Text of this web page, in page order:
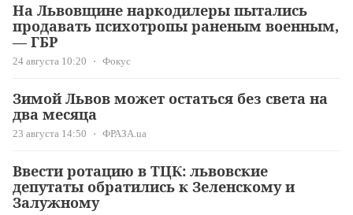
На Львовщине наркодилеры пытались
продавать психотропы раненым военным,
— ГБР
24 августа 10:20 Фокус
Зимой Львов может остаться без света на
два месяца
23 августа 14:50 ФРАЗА.ua
Ввести ротацию в ТЦК: львовские
депутаты обратились к Зеленскому и
Залужному